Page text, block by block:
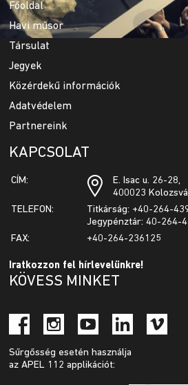
Főoldal
Havi műsor
Társulat
Jegyek
Közérdekű információk
Adatvédelem
Partnereink
KAPCSOLAT
CÍM:
E. Isac u. 26-28,
400023
TELEFON:
Titkárság: +40-264-
Jegypénztár: 40-264-
FAX:
+40-264-236125
Iratkozzon fel hírlevelünkre!
KÖVESS MINKET
Sűrgősség esetén használja
az APEL 112 applikációt: